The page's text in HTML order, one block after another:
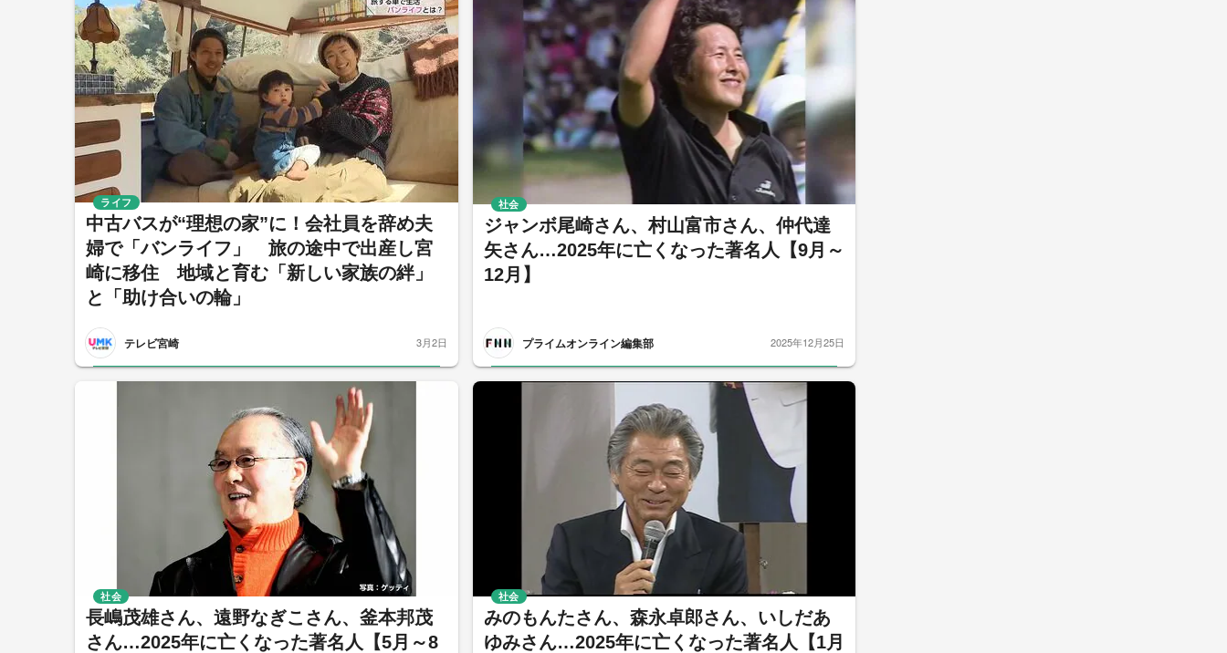
中古バスが“理想の家”に！会社員を辞め夫
婦で「バンライフ」 旅の途中で出産し宮
崎に移住 地域と育む「新しい家族の絆」
と「助け合いの輪」
テレビ宮崎
ライフ
3月2日
ジャンボ尾崎さん、村山富市さん、仲代達
矢さん…2025年に亡くなった著名人【9月～
12月】
プライムオンライン編集部
社会
2025年12月25日
長嶋茂雄さん、遠野なぎこさん、釜本邦茂
さん…2025年に亡くなった著名人【5月～8
社会
みのもんたさん、森永卓郎さん、いしだあ
ゆみさん…2025年に亡くなった著名人【1月
社会